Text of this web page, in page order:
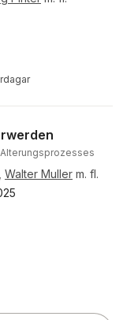
Walter Muller m. fl.